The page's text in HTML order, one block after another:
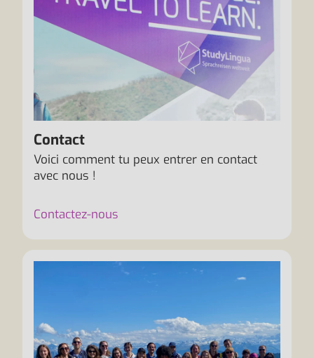
Contact
Voici comment tu peux entrer en contact
avec nous !
Contactez-nous